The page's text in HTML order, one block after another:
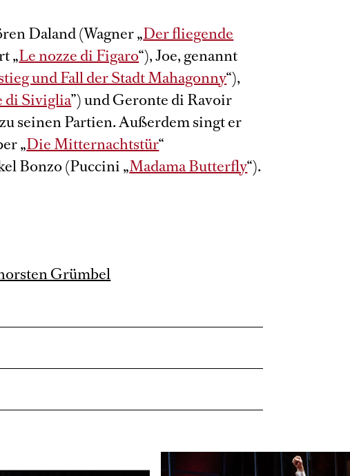
Daland (Wagner „Der fliegende
„Le nozze di Figaro“), Joe, genannt
und Fall der Stadt Mahagonny“),
di Siviglia”) und Geronte di Ravoir
seinen Partien. Außerdem singt er
„Die Mitternachtstür“
Bonzo (Puccini „Madama Butterfly“).
Grümbel